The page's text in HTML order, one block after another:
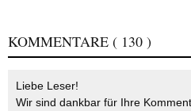
KOMMENTARE ( 130 )
Liebe Leser!
Wir sind dankbar für Ihre